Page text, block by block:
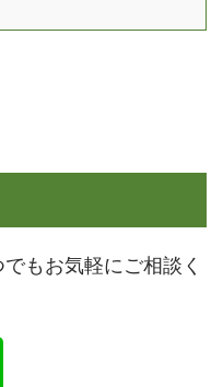
もお気軽にご相談く